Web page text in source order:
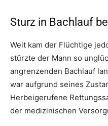
Sturz in Bachlauf
Weit kam der Flüchtige
stürzte der Mann so
angrenzenden Bachlauf
war aufgrund seines
Herbeigerufene
der medizinischen